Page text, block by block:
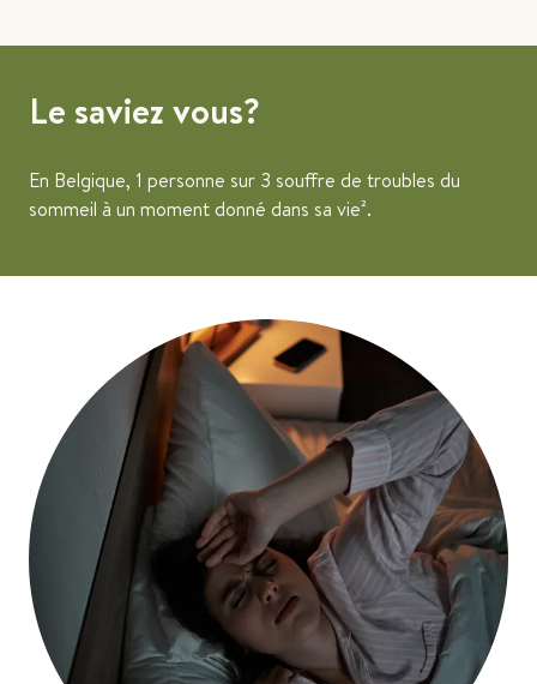
Le saviez vous?
En Belgique, 1 personne sur 3 souffre de troubles du
sommeil à un moment donné dans sa vie².